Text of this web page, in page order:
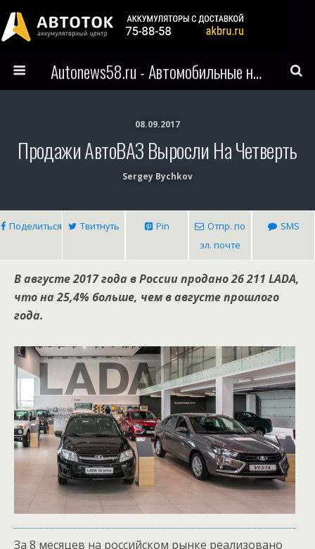
Autonews58.ru - Автомобильные новости Пензы и всего мира
08.09.2017
Продажи АвтоВАЗ Выросли На Четверть
Sergey Bychkov
Поделиться Твитнуть Pin
Отпр. по
эл. почте
SMS
В августе 2017 года в России продано 26 211 LADA,
что на 25,4% больше, чем в августе прошлого
года.
За 8 месяцев на российском рынке реализовано